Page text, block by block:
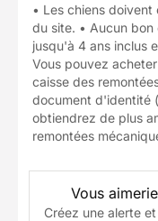
• Les chiens doivent
du site. • Aucun
jusqu'à 4 ans inclus
Vous pouvez
caisse des
document d'identité
obtiendrez de plus
remontées
Vous
Créez une alerte